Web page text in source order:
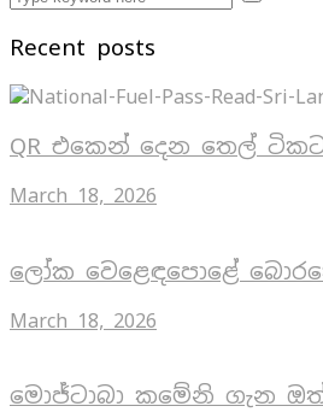
Recent posts
QR එකෙන් දෙන තෙල්
March 18, 2026
ලෝක වෙළෙඳපොළේ
March 18, 2026
මොජ්ටාබා කමේනි ගැන